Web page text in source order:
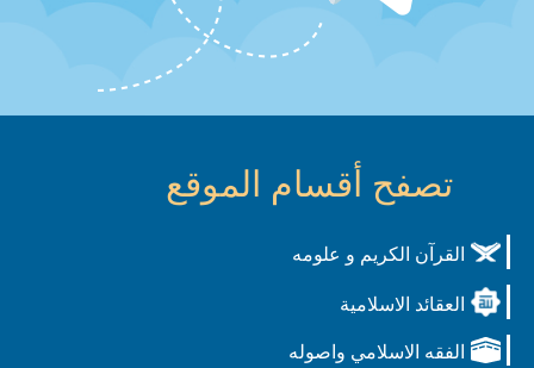
تصفح أقسام الموقع
القرآن الكريم و علومه
العقائد الاسلامية
الفقه الاسلامي واصوله